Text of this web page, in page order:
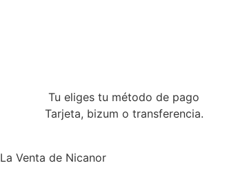
Tu eliges tu método de pago
Tarjeta, bizum o transferencia.
La Venta de Nicanor